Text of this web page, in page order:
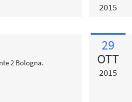
2015
2 Bologna.
29
OTT
2015